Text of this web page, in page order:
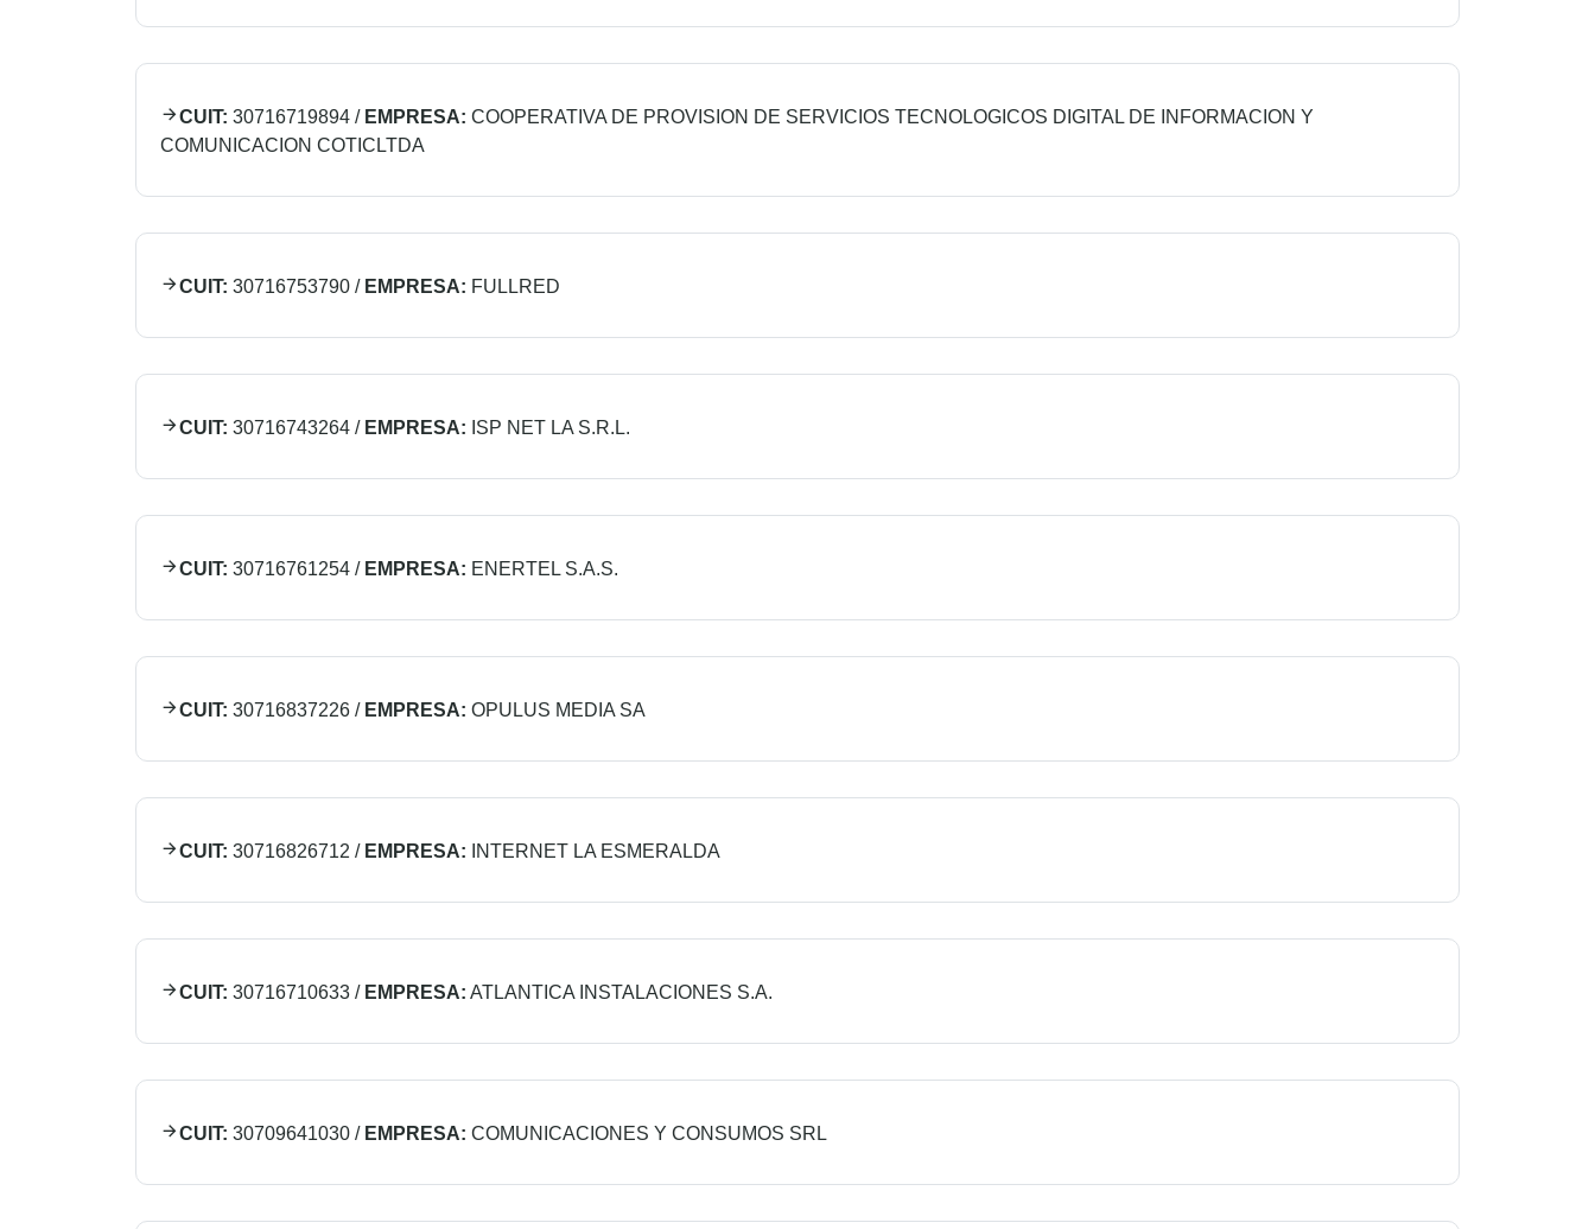
CUIT: 30716719894 / EMPRESA: COOPERATIVA DE PROVISION DE SERVICIOS TECNOLOGICOS DIGITAL DE INFORMACION Y
COMUNICACION COTICLTDA
CUIT: 30716753790 / EMPRESA: FULLRED
CUIT: 30716743264 / EMPRESA: ISP NET LA S.R.L.
CUIT: 30716761254 / EMPRESA: ENERTEL S.A.S.
CUIT: 30716837226 / EMPRESA: OPULUS MEDIA SA
CUIT: 30716826712 / EMPRESA: INTERNET LA ESMERALDA
CUIT: 30716710633 / EMPRESA: ATLANTICA INSTALACIONES S.A.
CUIT: 30709641030 / EMPRESA: COMUNICACIONES Y CONSUMOS SRL